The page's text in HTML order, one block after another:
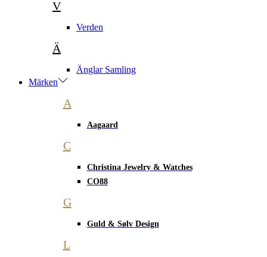
V
Verden
Ä
Änglar Samling
Märken
A
Aagaard
C
Christina Jewelry & Watches
CO88
G
Guld & Sølv Design
L